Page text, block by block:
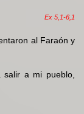
Ex 5,1-6,1
al Faraón y
a mi pueblo,